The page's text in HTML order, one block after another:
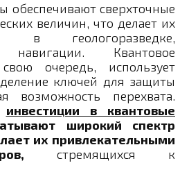
обеспечивают сверхточные
величин, что делает их
в геологоразведке,
Квантовое
очередь, использует
ключей для защиты
возможность перехвата.
инвестиции в квантовые
широкий спектр
их привлекательными
стремящихся к